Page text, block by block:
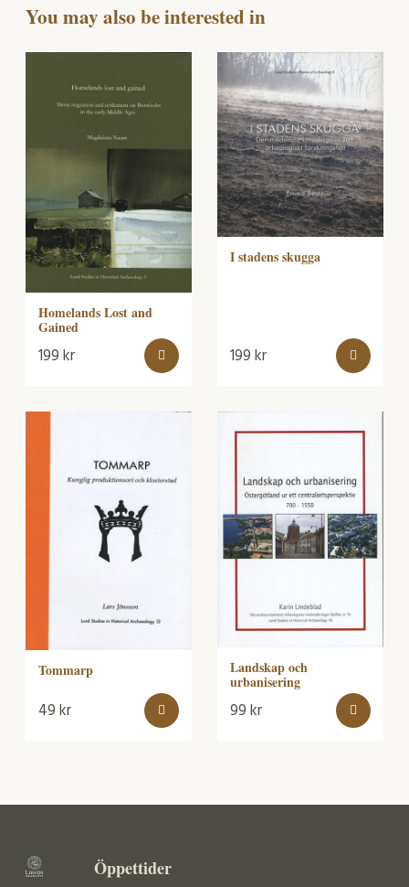
You may also be interested in
Homelands Lost and
Gained
199kr
I stadens skugga
199kr
Tommarp
49kr
Landskap och
urbanisering
99kr
Öppettider